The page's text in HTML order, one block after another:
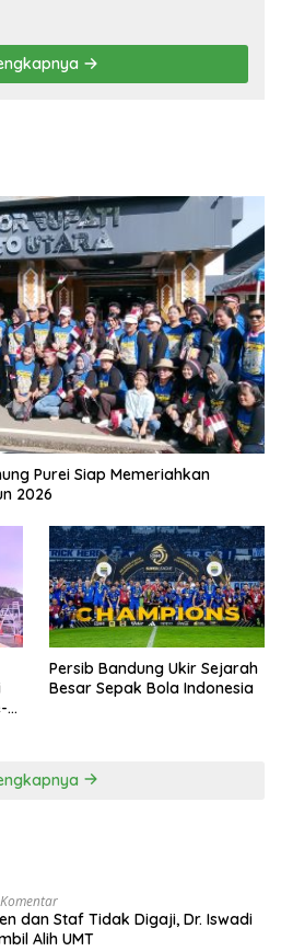
Purei Siap Memeriahkan
2026
Persib Bandung Ukir Sejarah
Besar Sepak Bola Indonesia
dan Staf Tidak Digaji, Dr. Iswadi
Alih UMT